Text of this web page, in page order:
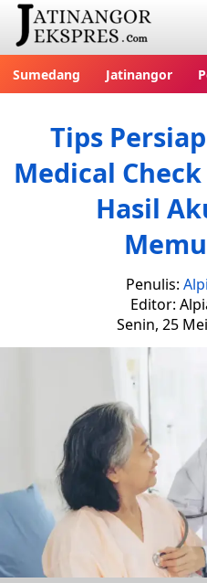
Sumedang Jatinangor
Tips
Medical
Hasil
Penulis:
Editor:
Senin, 25